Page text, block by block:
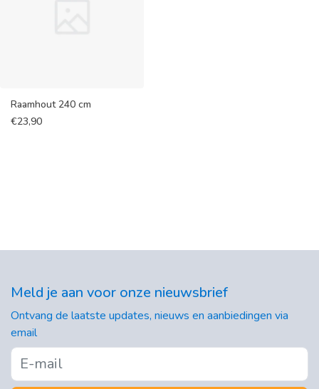
Raamhout 240 cm
€23,90
Meld je aan voor onze nieuwsbrief
Ontvang de laatste updates, nieuws en aanbiedingen via
email